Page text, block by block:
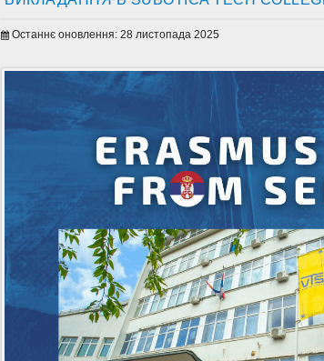
Останнє оновлення: 28 листопада 2025